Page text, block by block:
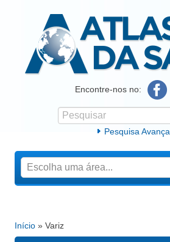
Atlas da SaúdeEncontre-nos no:
Formulário de procura
Pesquisar
Pesquisa
Está aqui
Início » Variz